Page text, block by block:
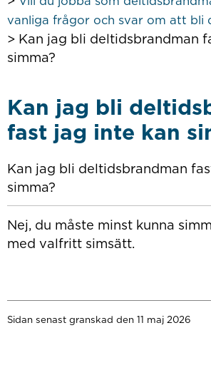
vanliga frågor och svar om att bli
> Kan jag bli deltidsbrandman
simma?
Kan jag bli
fast jag inte kan
Kan jag bli deltidsbrandman
simma?
Nej, du måste minst kunna
med valfritt simsätt.
Sidan senast granskad den 11 maj 2026